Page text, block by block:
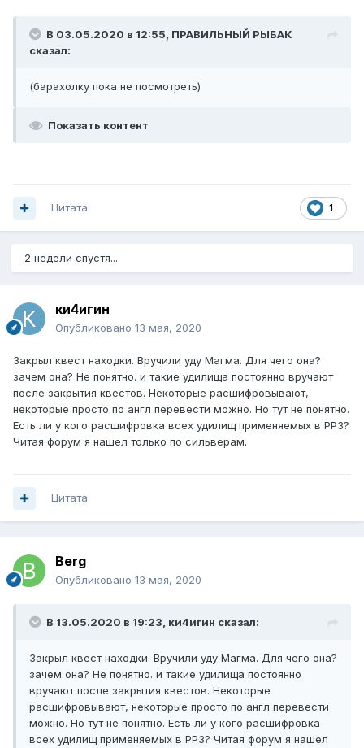
В 03.05.2020 в 12:55, ПРАВИЛЬНЫЙ РЫБАК
сказал:
(барахолку пока не посмотреть)
Показать контент
1
Цитата
2 недели спустя...
ки4игин
Опубликовано 13 мая, 2020
Закрыл квест находки. Вручили уду Магма. Для чего она?
зачем она? Не понятно. и такие удилища постоянно вручают
после закрытия квестов. Некоторые расшифровывают,
некоторые просто по англ перевести можно. Но тут не понятно.
Есть ли у кого расшифровка всех удилищ применяемых в РР3?
Читая форум я нашел только по сильверам.
Цитата
Berg
Опубликовано 13 мая, 2020
В 13.05.2020 в 19:23, ки4игин сказал:
Закрыл квест находки. Вручили уду Магма. Для чего она?
зачем она? Не понятно. и такие удилища постоянно
вручают после закрытия квестов. Некоторые
расшифровывают, некоторые просто по англ перевести
можно. Но тут не понятно. Есть ли у кого расшифровка
всех удилищ применяемых в РР3? Читая форум я нашел